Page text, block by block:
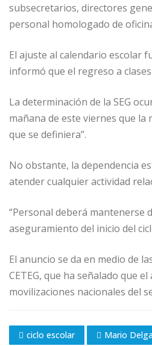
subsecretarios, directores
personal homologado de
El ajuste al calendario escolar
informó que el regreso a
La determinación de la SEG
mañana de este viernes que
que se definiera”.
No obstante, la dependencia
atender cualquier actividad
“Personal deberá mantenerse
aseguramiento del inicio del
El anuncio se da en medio de
CETEG, que ha señalado que
movilizaciones nacionales del
ciclo escolar Mario